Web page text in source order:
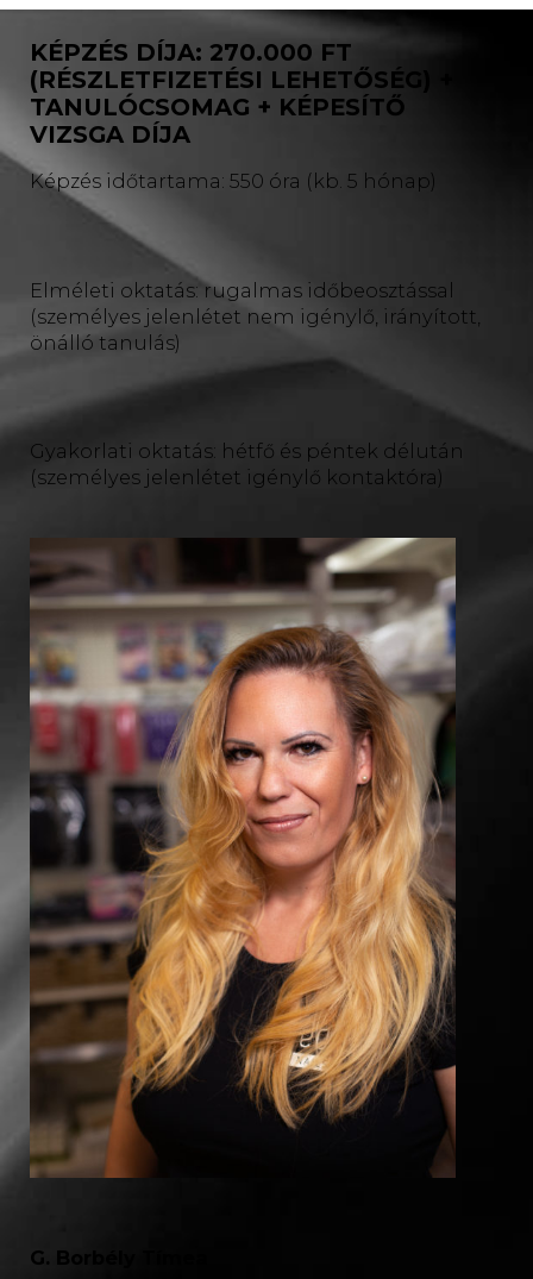
KÉPZÉS DÍJA: 270.000 FT
(RÉSZLETFIZETÉSI LEHETŐSÉG) +
TANULÓCSOMAG + KÉPESÍTŐ
VIZSGA DÍJA
Képzés időtartama: 550 óra (kb. 5 hónap)
Elméleti oktatás: rugalmas időbeosztással
(személyes jelenlétet nem igénylő, irányított,
önálló tanulás)
Gyakorlati oktatás: hétfő és péntek délután
(személyes jelenlétet igénylő kontaktóra)
G. Borbély Tímea